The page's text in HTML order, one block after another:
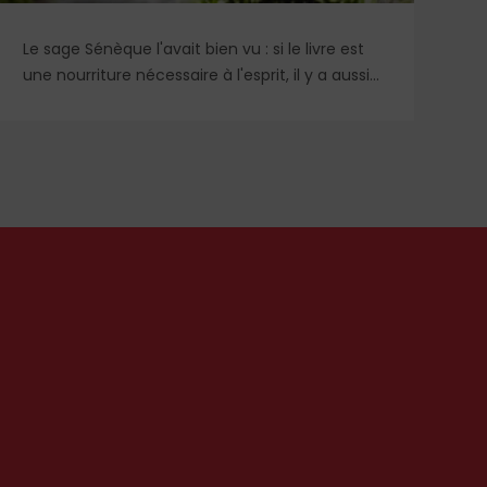
Le sage Sénèque l'avait bien vu : si le livre est
une nourriture nécessaire à l'esprit, il y a aussi